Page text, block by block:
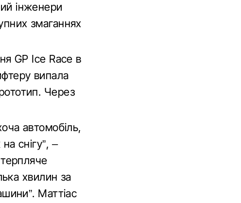
інженери
змаганнях
GP Ice Race в
випала
Через
автомобіль,
снігу”, –
хвилин за
Маттіас